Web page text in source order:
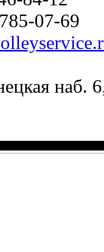
07-69
наб.